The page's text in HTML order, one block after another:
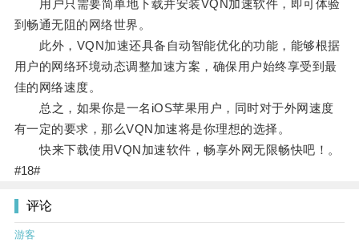
用户只需要简单地下载并安装VQN加速软件，即可体验
到畅通无阻的网络世界。
此外，VQN加速还具备自动智能优化的功能，能够根据
用户的网络环境动态调整加速方案，确保用户始终享受到最
佳的网络速度。
总之，如果你是一名iOS苹果用户，同时对于外网速度
有一定的要求，那么VQN加速将是你理想的选择。
快来下载使用VQN加速软件，畅享外网无限畅快吧！。
#18#
评论
游客